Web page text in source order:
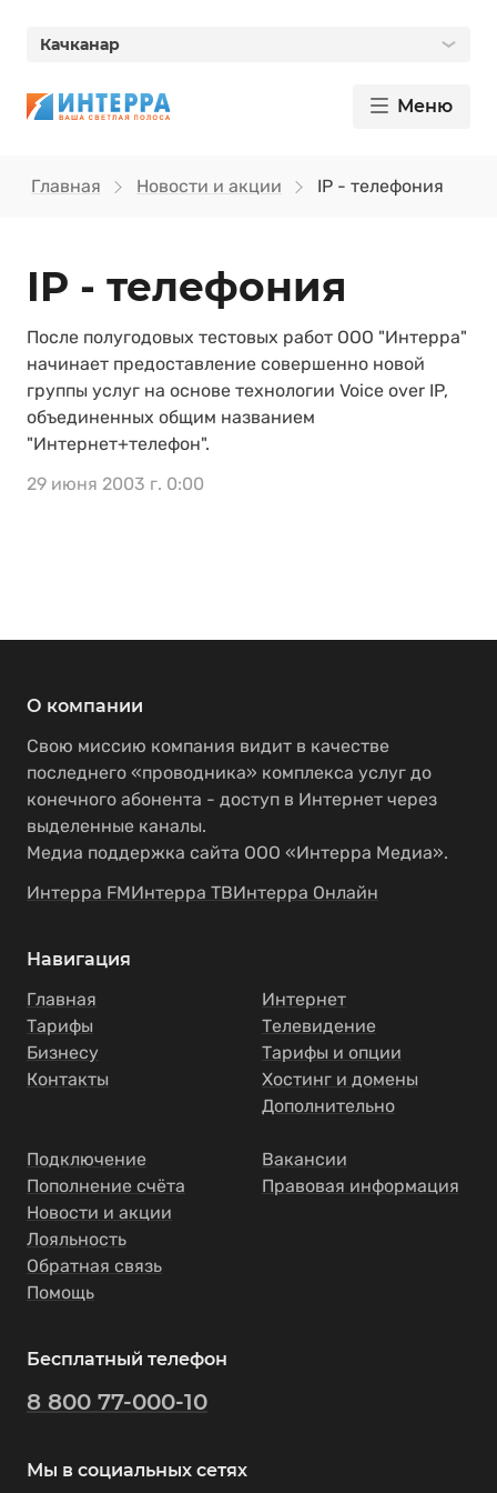
Качканар
Меню
Главная Новости и акции IP - телефония
IP - телефония
После полугодовых тестовых работ ООО "Интерра"
начинает предоставление совершенно новой
группы услуг на основе технологии Voice over IP,
объединенных общим названием
"Интернет+телефон".
29 июня 2003 г. 0:00
О компании
Свою миссию компания видит в качестве
последнего «проводника» комплекса услуг до
конечного абонента - доступ в Интернет через
выделенные каналы.
Медиа поддержка сайта ООО «Интерра Медиа».
Интерра FMИнтерра ТВИнтерра Онлайн
Навигация
Главная
Тарифы
Бизнесу
Контакты
Интернет
Телевидение
Тарифы и опции
Хостинг и домены
Дополнительно
Подключение
Пополнение счёта
Новости и акции
Лояльность
Обратная связь
Помощь
Вакансии
Правовая информация
Бесплатный телефон
8 800 77-000-10
Мы в социальных сетях